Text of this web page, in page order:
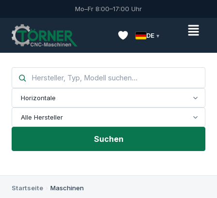
Mo–Fr 8:00–17:00 Uhr
DE
Suchen
Startseite Maschinen